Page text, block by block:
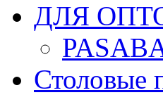
ДЛЯ
Столовые